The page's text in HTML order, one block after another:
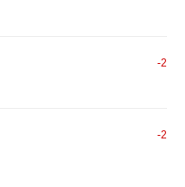
-2
-2